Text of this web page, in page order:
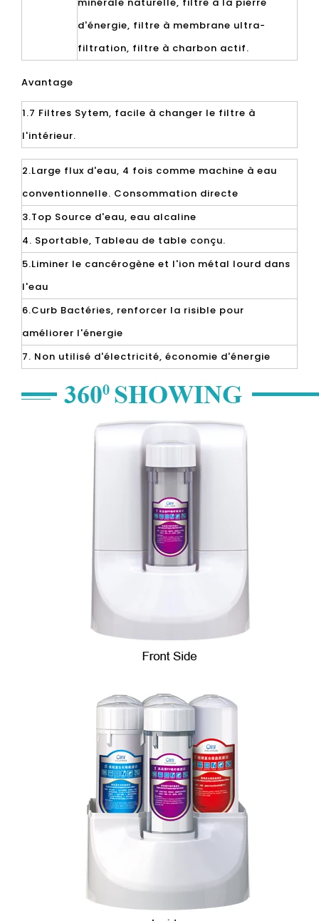
d'énergie, filtre à membrane ultra-
filtration, filtre à charbon actif.
Avantage
1.7 Filtres Sytem, ​​facile à changer le filtre à
l'intérieur.
2.Large flux d'eau, 4 fois comme machine à eau
conventionnelle. Consommation directe
3.Top Source d'eau, eau alcaline
4. Sportable, Tableau de table conçu.
5.Liminer le cancérogène et l'ion métal lourd dans
l'eau
6.Curb Bactéries, renforcer la risible pour
améliorer l'énergie
7. Non utilisé d'électricité, économie d'énergie